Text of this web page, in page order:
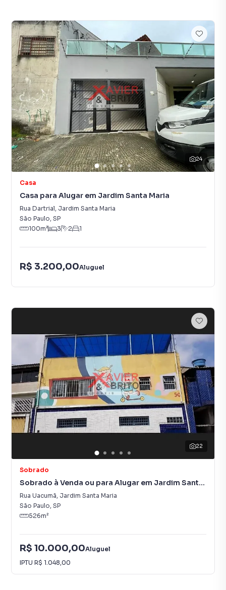
24
Casa
Casa para Alugar em Jardim Santa Maria
Rua Dartrial, Jardim Santa Maria
São Paulo, SP
100m² 3 2 1
R$ 3.200,00Aluguel
22
Sobrado
Sobrado à Venda ou para Alugar em Jardim Santa
Maria
Rua Uacumã, Jardim Santa Maria
São Paulo, SP
526m²
R$ 10.000,00Aluguel
IPTU R$ 1.048,00